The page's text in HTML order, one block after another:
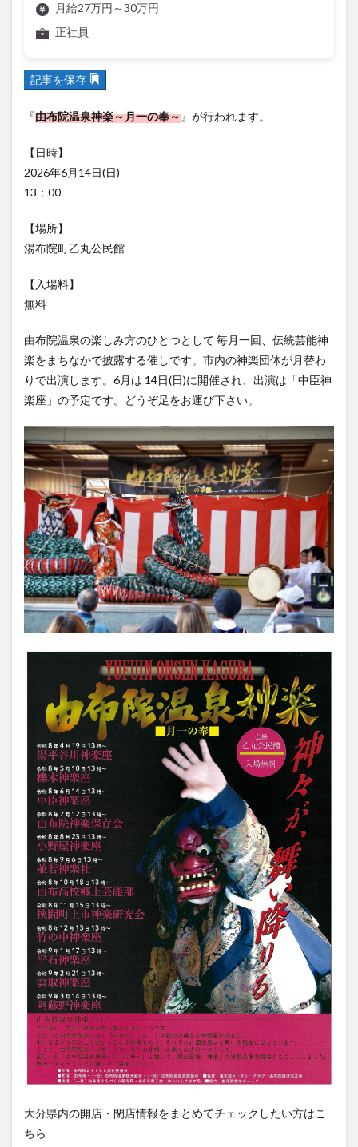
月給27万円～30万円
正社員
記事を保存
『由布院温泉神楽～月一の奉～』が行われます。
【日時】
2026年6月14日(日)
13：00
【場所】
湯布院町乙丸公民館
【入場料】
無料
由布院温泉の楽しみ方のひとつとして 毎月一回、伝統芸能神
楽をまちなかで披露する催しです。市内の神楽団体が月替わ
りで出演します。6月は 14日(日)に開催され、出演は「中臣神
楽座」の予定です。どうぞ足をお運び下さい。
大分県内の開店・閉店情報をまとめてチェックしたい方はこ
ちら
チキンカレー
テイクアウト
トキハ本店
パン
パーク
ヘルシー
ホーバークラフト
ラバーダック
リンクスクエア
中央町
中津市
古着
台湾料理 和定食 和菓子
和食
国東市
地獄めぐり 城島高原パーク
壁画
大分みなと祭り
大分三好ヴァイセアドラー
大分市
大分市美術館
大分県
大分県立美術館 大分空港
大分駅
大分駅近く
大神ファーム
大谷翔平選手
姫島村
子ども教室 子ども服
子育て
宇佐市
居酒屋 屋台
平和市民公園能楽堂
庄内町カフェ
府内 投票 挾間町
新幹線
新店
日出 日出町 日田市
昆虫食
明豊
書店 期間限定 本
杵築市
津久見市
海開き 温泉 湧水
湯布院
滝
漢方 炭火焼き 焼き菓子
犬
由布市 由布院 甲子園
石仏
磨崖仏
祝祭の広場 神社 祭り
秋
移転
竹田 竹田市 竹田市ディナー
紅葉
絵本
自動販売機 自転車 臼杵市
舞台
芋
花 茶碗蒸し 蕎麦
虹
衆議院選挙
複合公共施設 観光
観光スポット
話題
豊後大野 豊後大野市
豊後高田市
買い物
農業文化公園
道の駅
鉄道ジオラマ
閉店 閉院 開店
開店閉店
開店閉店まとめ
開院 韓国
韓国料理
音楽
飛行機 飲み物 高崎山 鰻
検索